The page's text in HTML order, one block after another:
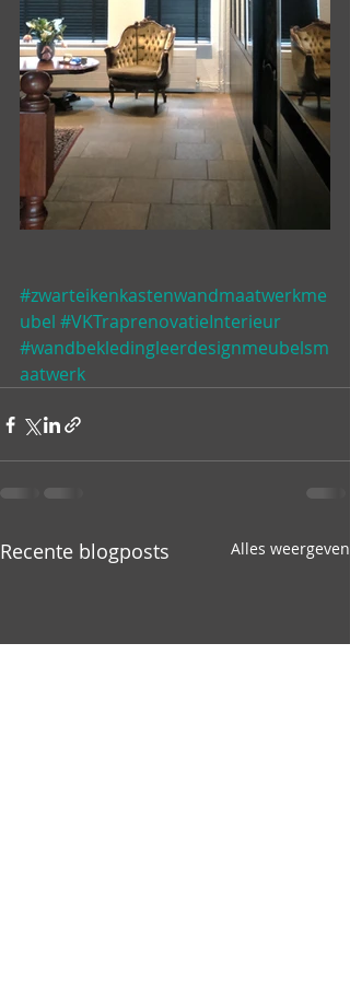
#zwarteikenkastenwandmaatwerkme
ubel #VKTraprenovatieInterieur
#wandbekledingleerdesignmeubelsm
aatwerk
Recente blogposts Alles weergeven